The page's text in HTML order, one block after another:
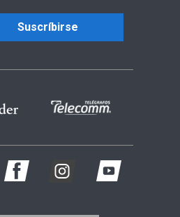
Suscríbirse